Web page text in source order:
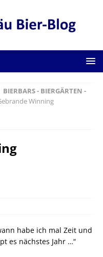
BIERBARS - BIERGÄRTEN -
Winning
habe ich mal Zeit und
es nächstes Jahr …“